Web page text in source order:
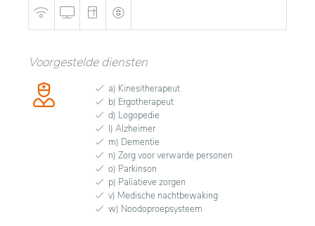
Voorgestelde diensten
a) Kinesitherapeut
b) Ergotherapeut
d) Logopedie
l) Alzheimer
m) Dementie
n) Zorg voor verwarde personen
o) Parkinson
p) Paliatieve zorgen
v) Medische nachtbewaking
w) Noodoproepsysteem